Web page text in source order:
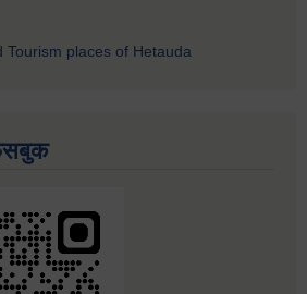
Tourism places of Hetauda